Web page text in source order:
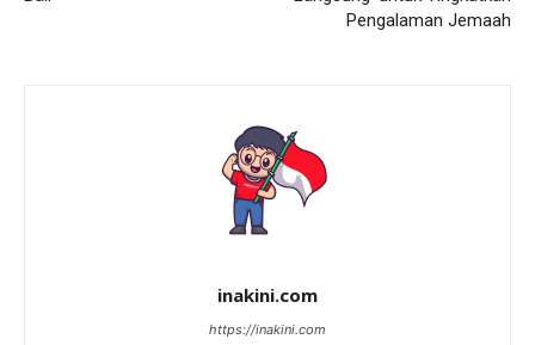
Pengalaman Jemaah
inakini.com
https://inakini.com